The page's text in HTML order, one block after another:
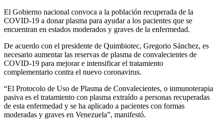
El Gobierno nacional convoca a la población recuperada de la
COVID-19 a donar plasma para ayudar a los pacientes que se
encuentran en estados moderados y graves de la enfermedad.
De acuerdo con el presidente de Quimbiotec, Gregorio Sánchez, es
necesario aumentar las reservas de plasma de convalecientes de
COVID-19 para mejorar e intensificar el tratamiento
complementario contra el nuevo coronavirus.
“El Protocolo de Uso de Plasma de Convalecientes, o inmunoterapia
pasiva es el tratamiento con plasma extraído a personas recuperadas
de esta enfermedad y se ha aplicado a pacientes con formas
moderadas y graves en Venezuela”, manifestó.